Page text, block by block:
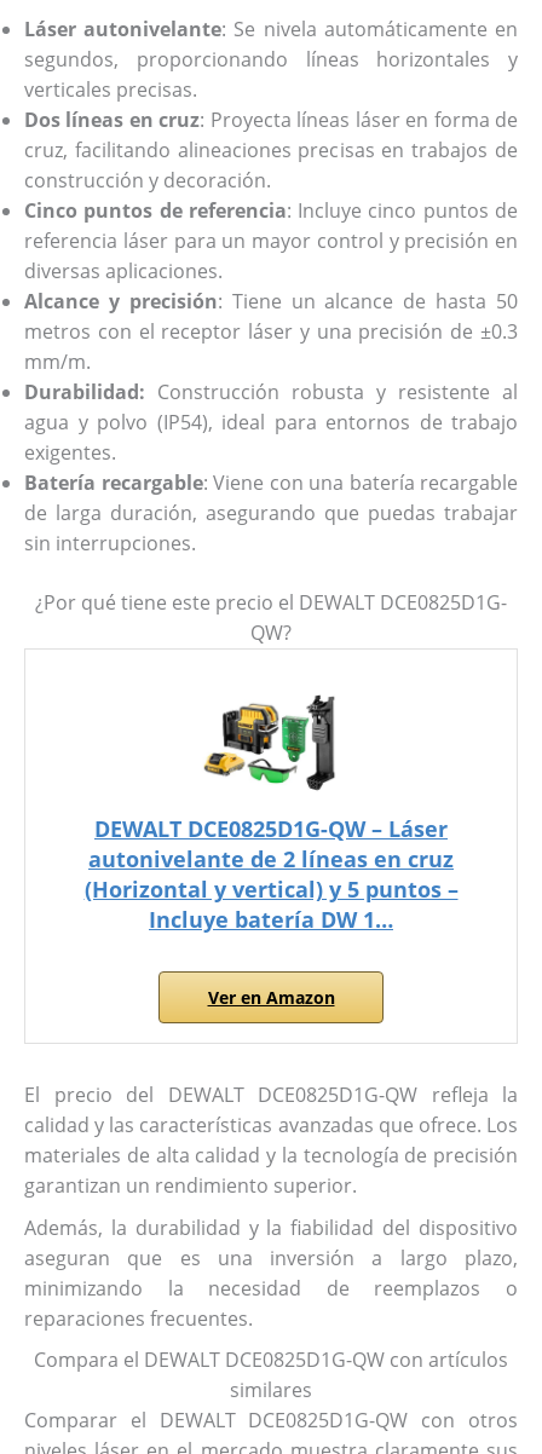
Láser autonivelante: Se nivela automáticamente en
segundos, proporcionando líneas horizontales y
verticales precisas.
Dos líneas en cruz: Proyecta líneas láser en forma de
cruz, facilitando alineaciones precisas en trabajos de
construcción y decoración.
Cinco puntos de referencia: Incluye cinco puntos de
referencia láser para un mayor control y precisión en
diversas aplicaciones.
Alcance y precisión: Tiene un alcance de hasta 50
metros con el receptor láser y una precisión de ±0.3
mm/m.
Durabilidad: Construcción robusta y resistente al
agua y polvo (IP54), ideal para entornos de trabajo
exigentes.
Batería recargable: Viene con una batería recargable
de larga duración, asegurando que puedas trabajar
sin interrupciones.
¿Por qué tiene este precio el DEWALT DCE0825D1G-
QW?
DEWALT DCE0825D1G-QW – Láser
autonivelante de 2 líneas en cruz
(Horizontal y vertical) y 5 puntos –
Incluye batería DW 1…
Ver en Amazon
El precio del DEWALT DCE0825D1G-QW refleja la
calidad y las características avanzadas que ofrece. Los
materiales de alta calidad y la tecnología de precisión
garantizan un rendimiento superior.
Además, la durabilidad y la fiabilidad del dispositivo
aseguran que es una inversión a largo plazo,
minimizando la necesidad de reemplazos o
reparaciones frecuentes.
Compara el DEWALT DCE0825D1G-QW con artículos
similares
Comparar el DEWALT DCE0825D1G-QW con otros